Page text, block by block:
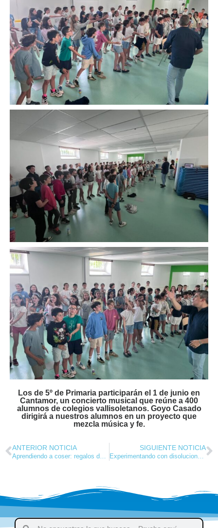
Los de 5º de Primaria participarán el 1 de junio en
Cantamor, un concierto musical que reúne a 400
alumnos de colegios vallisoletanos. Goyo Casado
dirigirá a nuestros alumnos en un proyecto que
mezcla música y fe.
ANTERIOR NOTICIA
Aprendiendo a coser: regalos desde el taller
SIGUIENTE NOTICIA
Experimentando con disoluciones en 5.º